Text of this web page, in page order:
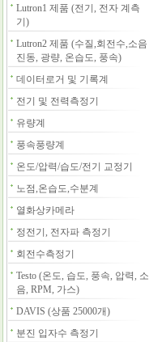
Lutron1 제품 (전기, 전자 계측
기)
Lutron2 제품 (수질,회전수,소음
진동, 광량, 온습도, 풍속)
데이터로거 및 기록계
전기 및 전력측정기
유량계
풍속풍량계
온도/압력/습도/전기 교정기
노점,온습도,수분계
열화상카메라
정전기, 전자파 측정기
회전수측정기
Testo (온도, 습도, 풍속, 압력, 소
음, RPM, 가스)
DAVIS (상품 25000개)
분진 입자수 측정기